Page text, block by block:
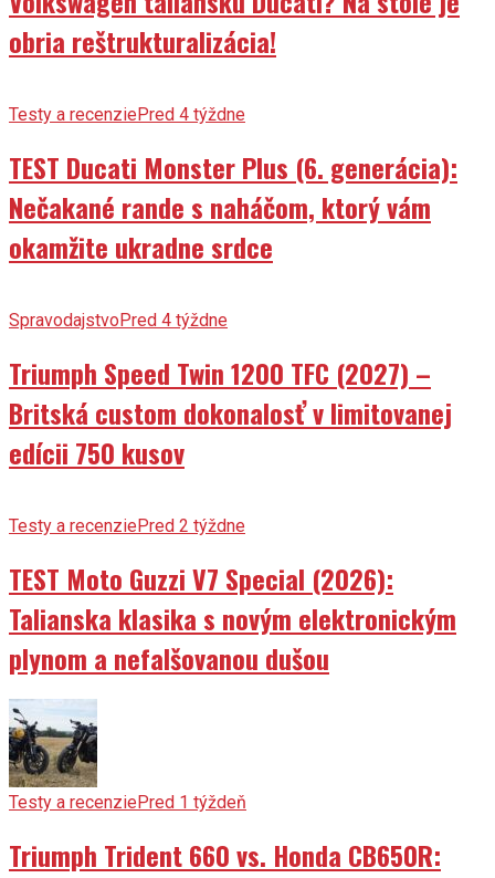
TEST Ducati Monster Plus (6. generácia):
Nečakané rande s naháčom, ktorý vám
okamžite ukradne srdce
Triumph Speed Twin 1200 TFC (2027) –
Britská custom dokonalosť v limitovanej
edícii 750 kusov
TEST Moto Guzzi V7 Special (2026):
Talianska klasika s novým elektronickým
plynom a nefalšovanou dušou
Testy a recenzie
Triumph Trident 660 vs. Honda CB650R:
Veľký súboj dvoch odlišných koncepcií